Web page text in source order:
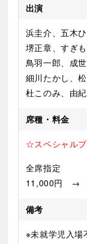
出演
浜圭介、五木
堺正章、すぎ
鳥羽一郎、成
細川たかし、
杜このみ、由
席種・料金
☆スペシャルプ
全席指定
11,000円
備考
※未就学児入場